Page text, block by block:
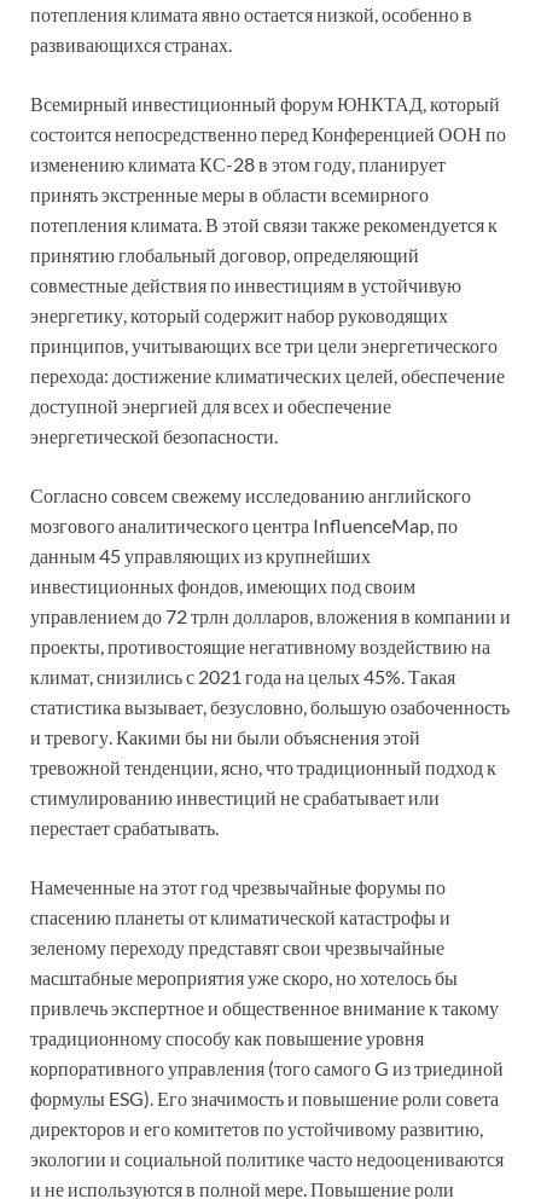
потепления климата явно остается низкой, особенно в
развивающихся странах.
Всемирный инвестиционный форум ЮНКТАД, который
состоится непосредственно перед Конференцией ООН по
изменению климата КС-28 в этом году, планирует
принять экстренные меры в области всемирного
потепления климата. В этой связи также рекомендуется к
принятию глобальный договор, определяющий
совместные действия по инвестициям в устойчивую
энергетику, который содержит набор руководящих
принципов, учитывающих все три цели энергетического
перехода: достижение климатических целей, обеспечение
доступной энергией для всех и обеспечение
энергетической безопасности.
Согласно совсем свежему исследованию английского
мозгового аналитического центра InfluenceMap, по
данным 45 управляющих из крупнейших
инвестиционных фондов, имеющих под своим
управлением до 72 трлн долларов, вложения в компании и
проекты, противостоящие негативному воздействию на
климат, снизились с 2021 года на целых 45%. Такая
статистика вызывает, безусловно, большую озабоченность
и тревогу. Какими бы ни были объяснения этой
тревожной тенденции, ясно, что традиционный подход к
стимулированию инвестиций не срабатывает или
перестает срабатывать.
Намеченные на этот год чрезвычайные форумы по
спасению планеты от климатической катастрофы и
зеленому переходу представят свои чрезвычайные
масштабные мероприятия уже скоро, но хотелось бы
привлечь экспертное и общественное внимание к такому
традиционному способу как повышение уровня
корпоративного управления (того самого G из триединой
формулы ESG). Его значимость и повышение роли совета
директоров и его комитетов по устойчивому развитию,
экологии и социальной политике часто недооцениваются
и не используются в полной мере. Повышение роли